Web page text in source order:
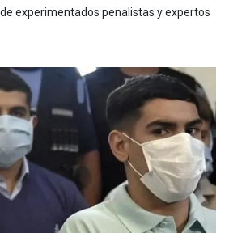
experimentados penalistas y expertos